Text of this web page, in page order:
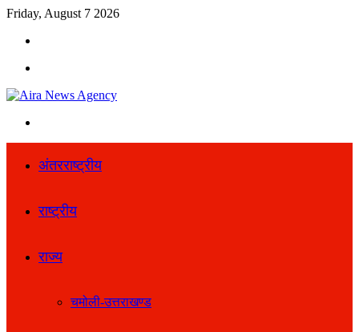
Friday, August 7 2026
अंतरराष्ट्रीय
राष्ट्रीय
राज्य
चमोली-उत्तराखण्ड